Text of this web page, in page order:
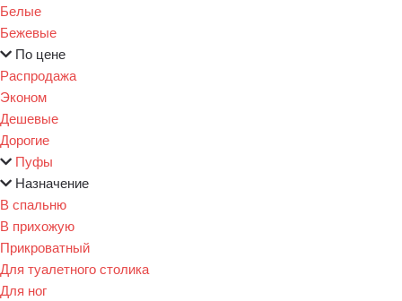
Белые
Бежевые
По цене
Распродажа
Эконом
Дешевые
Дорогие
Пуфы
Назначение
В спальню
В прихожую
Прикроватный
Для туалетного столика
Для ног